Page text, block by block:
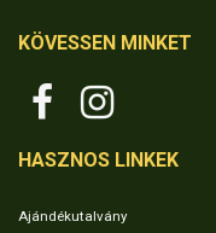
KÖVESSEN MINKET
HASZNOS LINKEK
Ajándékutalvány